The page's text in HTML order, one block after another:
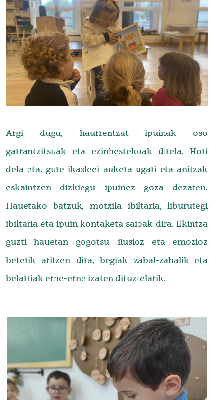
Argi dugu, haurrentzat ipuinak oso
garrantzitsuak eta ezinbestekoak direla. Hori
dela eta, gure ikasleei aukera ugari eta anitzak
eskaintzen dizkiegu ipuinez goza dezaten.
Hauetako batzuk, motxila ibiltaria, liburutegi
ibiltaria eta ipuin kontaketa saioak dira. Ekintza
guzti hauetan gogotsu, ilusioz eta emozioz
beterik aritzen dira, begiak zabal-zabalik eta
belarriak erne-erne izaten dituztelarik.